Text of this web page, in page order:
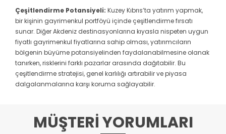
Çeşitlendirme Potansiyeli: Kuzey Kıbrıs’ta yatırım yapmak,
bir kişinin gayrimenkul portföyü içinde çeşitlendirme fırsatı
sunar. Diğer Akdeniz destinasyonlarına kıyasla nispeten uygun
fiyatlı gayrimenkul fiyatlarına sahip olması, yatırımcıların
bölgenin büyüme potansiyelinden faydalanabilmesine olanak
tanırken, risklerini farklı pazarlar arasında dağıtabilir. Bu
çeşitlendirme stratejisi, genel karlılığı artırabilir ve piyasa
dalgalanmalarına karşı koruma sağlayabilir.
MÜŞTERİ YORUMLARI